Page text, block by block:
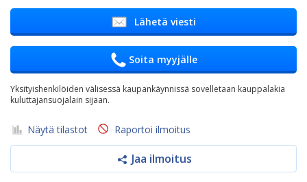
Lähetä viesti
Soita myyjälle
Yksityishenkilöiden välisessä kaupankäynnissä sovelletaan kauppalakia
kuluttajansuojalain sijaan.
Näytä tilastot Raportoi ilmoitus
Jaa ilmoitus